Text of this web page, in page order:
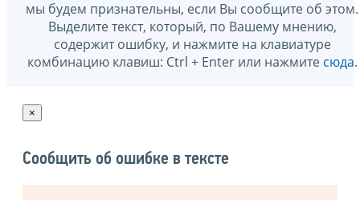
мы будем признательны, если Вы сообщите об этом.
Выделите текст, который, по Вашему мнению,
содержит ошибку, и нажмите на клавиатуре
комбинацию клавиш: Ctrl + Enter или нажмите сюда.
×
Сообщить об ошибке в тексте